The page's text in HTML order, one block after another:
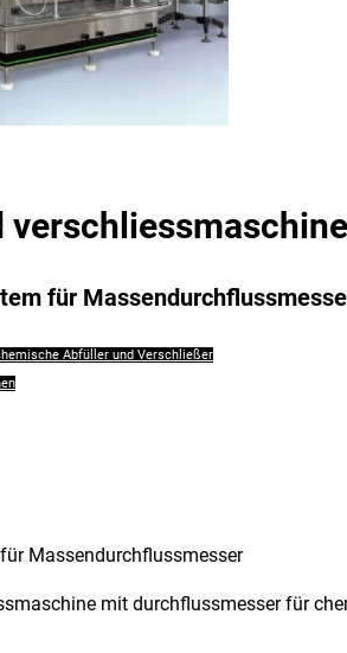
für
Abfüller und Verschließer
Massendurchflussmesser
mit durchflussmesser für